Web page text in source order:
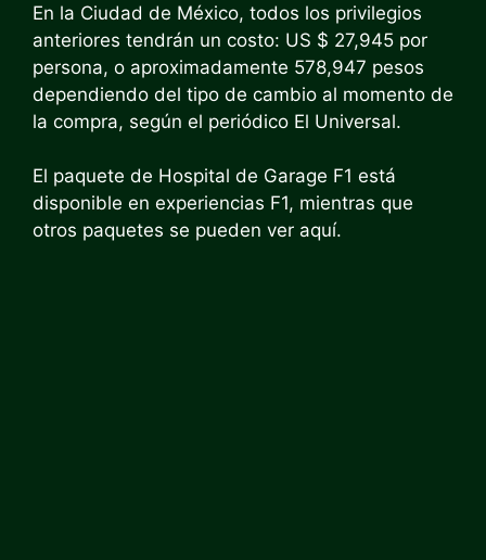
En la Ciudad de México, todos los privilegios
anteriores tendrán un costo: US $ 27,945 por
persona, o aproximadamente 578,947 pesos
dependiendo del tipo de cambio al momento de
la compra, según el periódico El Universal.
El paquete de Hospital de Garage F1 está
disponible en experiencias F1, mientras que
otros paquetes se pueden ver aquí.